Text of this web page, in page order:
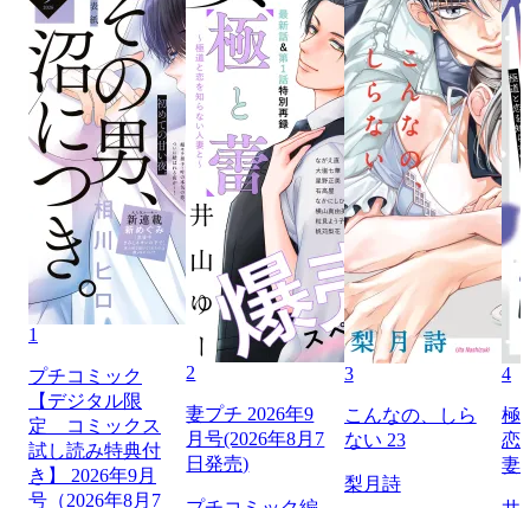
1
プチコミック
【デジタル限
定 コミックス
試し読み特典付
き】 2026年9月
号（2026年8月7
2
妻プチ 2026年9
月号(2026年8月7
日発売)
3
こんなの、しら
ない 23
梨月詩
4
極
恋
妻